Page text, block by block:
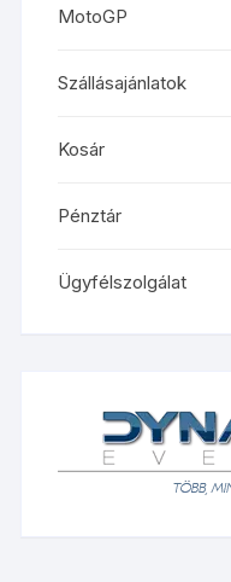
MotoGP
Szállásajánlatok
Kosár
Pénztár
Ügyfélszolgálat